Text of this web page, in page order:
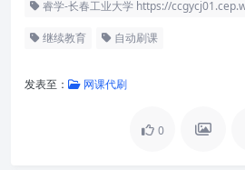
睿学-长春工业大学 https://
继续教育 自动刷课
发表至： 网课代刷
0